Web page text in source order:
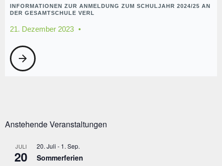
INFORMATIONEN ZUR ANMELDUNG ZUM SCHULJAHR 2024/25 AN
DER GESAMTSCHULE VERL
21. Dezember 2023
arrow_forward
Anstehende Veranstaltungen
JULI
20
20. Juli - 1. Sep.
Sommerferien